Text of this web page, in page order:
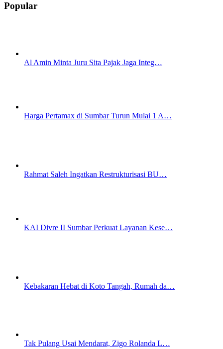
Popular
Al Amin Minta Juru Sita Pajak Jaga Integ…
Harga Pertamax di Sumbar Turun Mulai 1 A…
Rahmat Saleh Ingatkan Restrukturisasi BU…
KAI Divre II Sumbar Perkuat Layanan Kese…
Kebakaran Hebat di Koto Tangah, Rumah da…
Tak Pulang Usai Mendarat, Zigo Rolanda L…